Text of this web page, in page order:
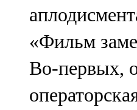
«Фильм
Во-первых,